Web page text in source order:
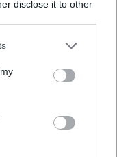
disclose it to other
or more Google
You may click to
third-party tags to
in below Google
napról a másikra
hamarosan
gördítesz